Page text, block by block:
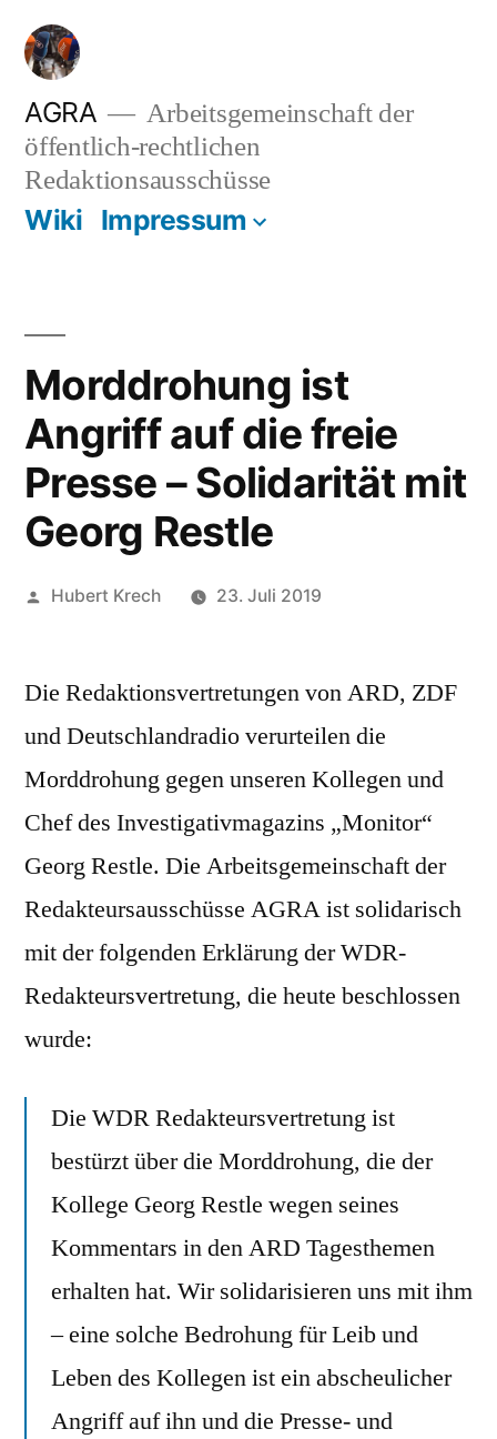
Zum
Inhalt
springen
AGRA
Arbeitsgemeinschaft der
öffentlich-rechtlichen
Redaktionsausschüsse
Wiki Impressum
Morddrohung ist
Angriff auf die freie
Presse – Solidarität mit
Georg Restle
Veröffentlicht
Hubert Krech 23. Juli 2019
Kommentar
zu
Morddrohung
Angriff
auf
Presse
–
Restle
Die Redaktionsvertretungen von ARD, ZDF
und Deutschlandradio verurteilen die
Morddrohung gegen unseren Kollegen und
Chef des Investigativmagazins „Monitor“
Georg Restle. Die Arbeitsgemeinschaft der
Redakteursausschüsse AGRA ist solidarisch
mit der folgenden Erklärung der WDR-
Redakteursvertretung, die heute beschlossen
wurde:
Die WDR Redakteursvertretung ist
bestürzt über die Morddrohung, die der
Kollege Georg Restle wegen seines
Kommentars in den ARD Tagesthemen
erhalten hat. Wir solidarisieren uns mit ihm
– eine solche Bedrohung für Leib und
Leben des Kollegen ist ein abscheulicher
Angriff auf ihn und die Presse- und